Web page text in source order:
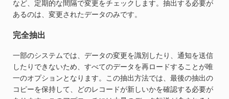
など、定期的な間隔で変更をチェックします。抽出する必要が
あるのは、変更されたデータのみです。
完全抽出
一部のシステムでは、データの変更を識別したり、通知を送信
したりできないため、すべてのデータを再ロードすることが唯
一のオプションとなります。この抽出方法では、最後の抽出の
コピーを保持して、どのレコードが新しいかを確認する必要が